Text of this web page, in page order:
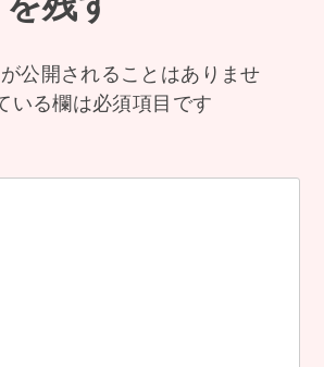
公開されることはありませ
いる欄は必須項目です